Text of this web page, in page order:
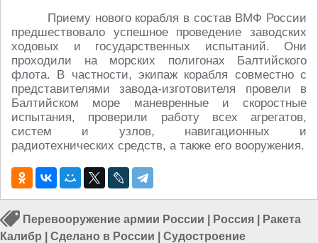
Приему нового корабля в состав ВМФ России
предшествовало успешное проведение заводских
ходовых и государственных испытаний. Они
проходили на морских полигонах Балтийского
флота. В частности, экипаж корабля совместно с
представителями завода-изготовителя провели в
Балтийском море маневренные и скоростные
испытания, проверили работу всех агрегатов,
систем и узлов, навигационных и
радиотехнических средств, а также его вооружения.
Перевооружение армии России Россия
Ракета
Калибр
Сделано в России Судостроение